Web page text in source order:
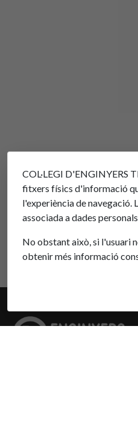
COL·LEGI D'ENGINYERS
fitxers físics d'informació
l'experiència de navegació.
associada a dades
No obstant això, si l'usuari
obtenir més informació